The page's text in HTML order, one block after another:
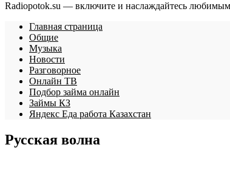
Radiopotok.su — включите и наслаждайтесь
Главная страница
Общие
Музыка
Новости
Разговорное
Онлайн ТВ
Подбор займа онлайн
Займы КЗ
Яндекс Еда работа Казахстан
Русская волна